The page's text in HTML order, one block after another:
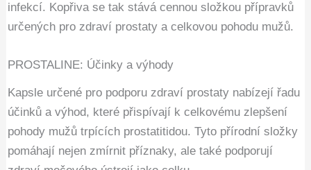
infekcí. Kopřiva se tak stává cennou složkou přípravků
určených pro zdraví prostaty a celkovou pohodu mužů.
PROSTALINE: Účinky a výhody
Kapsle určené pro podporu zdraví prostaty nabízejí řadu
účinků a výhod, které přispívají k celkovému zlepšení
pohody mužů trpících prostatitidou. Tyto přírodní složky
pomáhají nejen zmírnit příznaky, ale také podporují